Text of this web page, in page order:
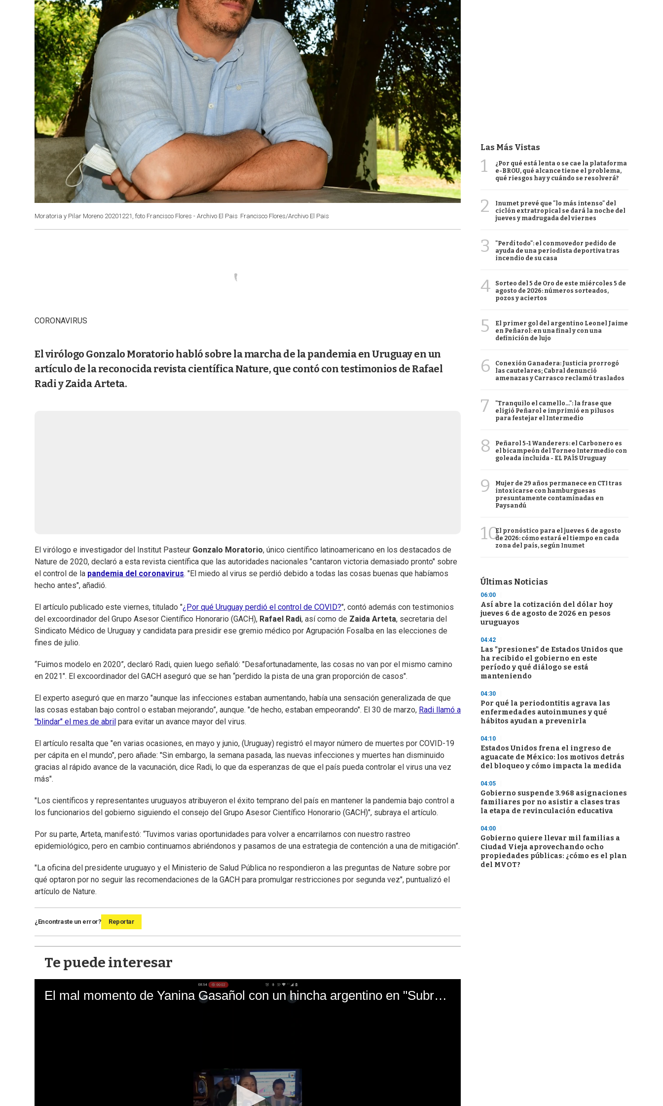
Moratoria y Pilar Moreno 20201221, foto Francisco Flores - Archivo El Pais Francisco Flores/Archivo El Pais
CORONAVIRUS
El virólogo Gonzalo Moratorio habló sobre la marcha de la pandemia en Uruguay en un
artículo de la reconocida revista científica Nature, que contó con testimonios de Rafael
Radi y Zaida Arteta.
El virólogo e investigador del Institut Pasteur Gonzalo Moratorio, único científico latinoamericano en los destacados de
Nature de 2020, declaró a esta revista científica que las autoridades nacionales "cantaron victoria demasiado pronto" sobre
el control de la pandemia del coronavirus. "El miedo al virus se perdió debido a todas las cosas buenas que habíamos
hecho antes", añadió.
El artículo publicado este viernes, titulado "¿Por qué Uruguay perdió el control de COVID?", contó además con testimonios
del excoordinador del Grupo Asesor Científico Honorario (GACH), Rafael Radi, así como de Zaida Arteta, secretaria del
Sindicato Médico de Uruguay y candidata para presidir ese gremio médico por Agrupación Fosalba en las elecciones de
fines de julio.
“Fuimos modelo en 2020”, declaró Radi, quien luego señaló: "Desafortunadamente, las cosas no van por el mismo camino
en 2021". El excoordinador del GACH aseguró que se han “perdido la pista de una gran proporción de casos".
El experto aseguró que en marzo "aunque las infecciones estaban aumentando, había una sensación generalizada de que
las cosas estaban bajo control o estaban mejorando”, aunque. "de hecho, estaban empeorando". El 30 de marzo, Radi llamó a
"blindar" el mes de abril para evitar un avance mayor del virus.
El artículo resalta que "en varias ocasiones, en mayo y junio, (Uruguay) registró el mayor número de muertes por COVID-19
per cápita en el mundo", pero añade: "Sin embargo, la semana pasada, las nuevas infecciones y muertes han disminuido
gracias al rápido avance de la vacunación, dice Radi, lo que da esperanzas de que el país pueda controlar el virus una vez
más".
"Los científicos y representantes uruguayos atribuyeron el éxito temprano del país en mantener la pandemia bajo control a
los funcionarios del gobierno siguiendo el consejo del Grupo Asesor Científico Honorario (GACH)", subraya el artículo.
Por su parte, Arteta, manifestó: “Tuvimos varias oportunidades para volver a encarrilarnos con nuestro rastreo
epidemiológico, pero en cambio continuamos abriéndonos y pasamos de una estrategia de contención a una de mitigación”.
"La oficina del presidente uruguayo y el Ministerio de Salud Pública no respondieron a las preguntas de Nature sobre por
qué optaron por no seguir las recomendaciones de la GACH para promulgar restricciones por segunda vez", puntualizó el
artículo de Nature.
¿Encontraste un error? Reportar
Te puede interesar
El mal momento de Yanina Gasañol con un hincha argentino en "Subrayado"
Las Más Vistas
1
¿Por qué está lenta o se cae la plataforma
e-BROU, qué alcance tiene el problema,
qué riesgos hay y cuándo se resolverá?
2
Inumet prevé que "lo más intenso" del
ciclón extratropical se dará la noche del
jueves y madrugada del viernes
3
"Perdí todo": el conmovedor pedido de
ayuda de una periodista deportiva tras
incendio de su casa
4
Sorteo del 5 de Oro de este miércoles 5 de
agosto de 2026: números sorteados,
pozos y aciertos
5
El primer gol del argentino Leonel Jaime
en Peñarol: en una final y con una
definición de lujo
6
Conexión Ganadera: Justicia prorrogó
las cautelares; Cabral denunció
amenazas y Carrasco reclamó traslados
7
"Tranquilo el camello...": la frase que
eligió Peñarol e imprimió en pilusos
para festejar el Intermedio
8
Peñarol 5-1 Wanderers: el Carbonero es
el bicampeón del Torneo Intermedio con
goleada incluida - EL PAÍS Uruguay
9
Mujer de 29 años permanece en CTI tras
intoxicarse con hamburguesas
presuntamente contaminadas en
Paysandú
10El pronóstico para el jueves 6 de agosto
de 2026: cómo estará el tiempo en cada
zona del país, según Inumet
Últimas Noticias
06:00
Así abre la cotización del dólar hoy
jueves 6 de agosto de 2026 en pesos
uruguayos
04:42
Las "presiones" de Estados Unidos que
ha recibido el gobierno en este
período y qué diálogo se está
manteniendo
04:30
Por qué la periodontitis agrava las
enfermedades autoinmunes y qué
hábitos ayudan a prevenirla
04:10
Estados Unidos frena el ingreso de
aguacate de México: los motivos detrás
del bloqueo y cómo impacta la medida
04:05
Gobierno suspende 3.968 asignaciones
familiares por no asistir a clases tras
la etapa de revinculación educativa
04:00
Gobierno quiere llevar mil familias a
Ciudad Vieja aprovechando ocho
propiedades públicas: ¿cómo es el plan
del MVOT?